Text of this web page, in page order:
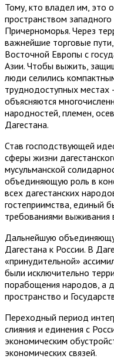
Тому, кто владел им, это
пространством
Причерноморья. Через
важнейшие торговые
Восточной Европы с
Азии. Чтобы выжить,
люди селились
труднодоступных местах
объясняются
народностей, племен,
Дагестана.
Став господствующей
сферы жизни
мусульманской
объединяющую роль в
всех дагестанских
гостеприимства, единый
требованиями выживания
Дальнейшую
Дагестана к России. В
«принудительной»
были исключительно
порабощения народов, а
пространство и
Переходный период
слияния и единения с
экономическим
экономических связей.